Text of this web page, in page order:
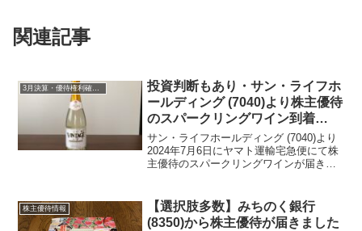
関連記事
3月決算・優待権利確定銘柄
投資判断もあり・サン・ライフホ
ールディング (7040)より株主優待
のスパークリングワイン到着
2024年7月
サン・ライフホールディング (7040)より
2024年7月6日にヤマト運輸宅急便にて株
主優待のスパークリングワインが届きま
っています。ご理解頂ければ幸いです。
サン・ライ...
株主優待情報
【選択肢多数】みちのく銀行
(8350)から株主優待が届きました